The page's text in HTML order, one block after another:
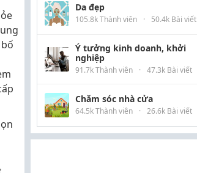
Da đẹp
105.8k Thành viên · 50.4k Bài viết
Ý tưởng kinh doanh, khởi
nghiệp
91.7k Thành viên · 47.3k Bài viết
Chăm sóc nhà cửa
64.5k Thành viên · 26.6k Bài viết